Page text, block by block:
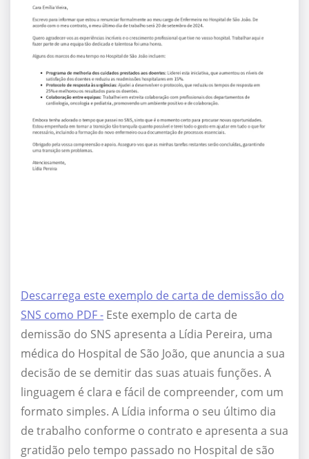
Descarrega este exemplo de carta de demissão do
SNS como PDF - Este exemplo de carta de
demissão do SNS apresenta a Lídia Pereira, uma
médica do Hospital de São João, que anuncia a sua
decisão de se demitir das suas atuais funções. A
linguagem é clara e fácil de compreender, com um
formato simples. A Lídia informa o seu último dia
de trabalho conforme o contrato e apresenta a sua
gratidão pelo tempo passado no Hospital de são